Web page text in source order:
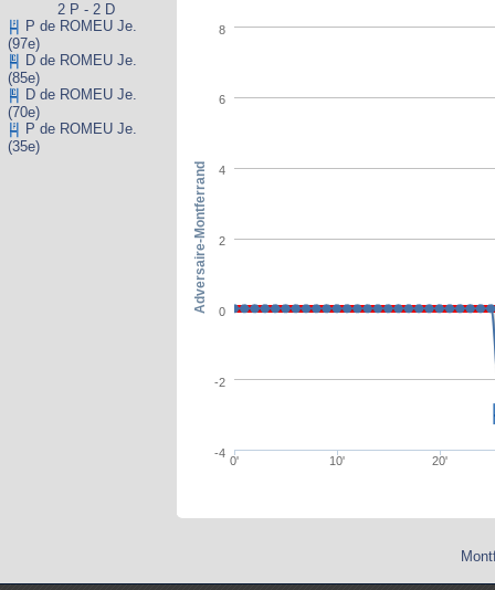
2 P - 2 D
P de ROMEU Je.
(97e)
D de ROMEU Je.
(85e)
D de ROMEU Je.
(70e)
P de ROMEU Je.
(35e)
0' 10' 20'
-4
-2
0
2
4
6
8
Adversaire-Montferrand